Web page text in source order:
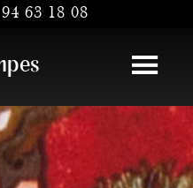
63 18 08